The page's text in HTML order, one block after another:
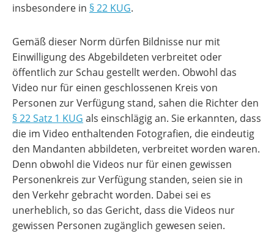
insbesondere in § 22 KUG.
Gemäß dieser Norm dürfen Bildnisse nur mit
Einwilligung des Abgebildeten verbreitet oder
öffentlich zur Schau gestellt werden. Obwohl das
Video nur für einen geschlossenen Kreis von
Personen zur Verfügung stand, sahen die Richter den
§ 22 Satz 1 KUG als einschlägig an. Sie erkannten, dass
die im Video enthaltenden Fotografien, die eindeutig
den Mandanten abbildeten, verbreitet worden waren.
Denn obwohl die Videos nur für einen gewissen
Personenkreis zur Verfügung standen, seien sie in
den Verkehr gebracht worden. Dabei sei es
unerheblich, so das Gericht, dass die Videos nur
gewissen Personen zugänglich gewesen seien.